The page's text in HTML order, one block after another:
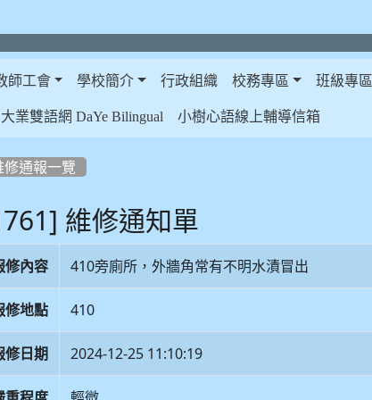
師工會 學校簡介 行政組織 校務專區 班級專區
大業雙語網 DaYe Bilingual 小樹心語線上輔導信箱
修通報一覽
維修通知單
修內容 410旁廁所，外牆角常有不明水漬冒出
修地點 410
修日期 2024-12-25 11:10:19